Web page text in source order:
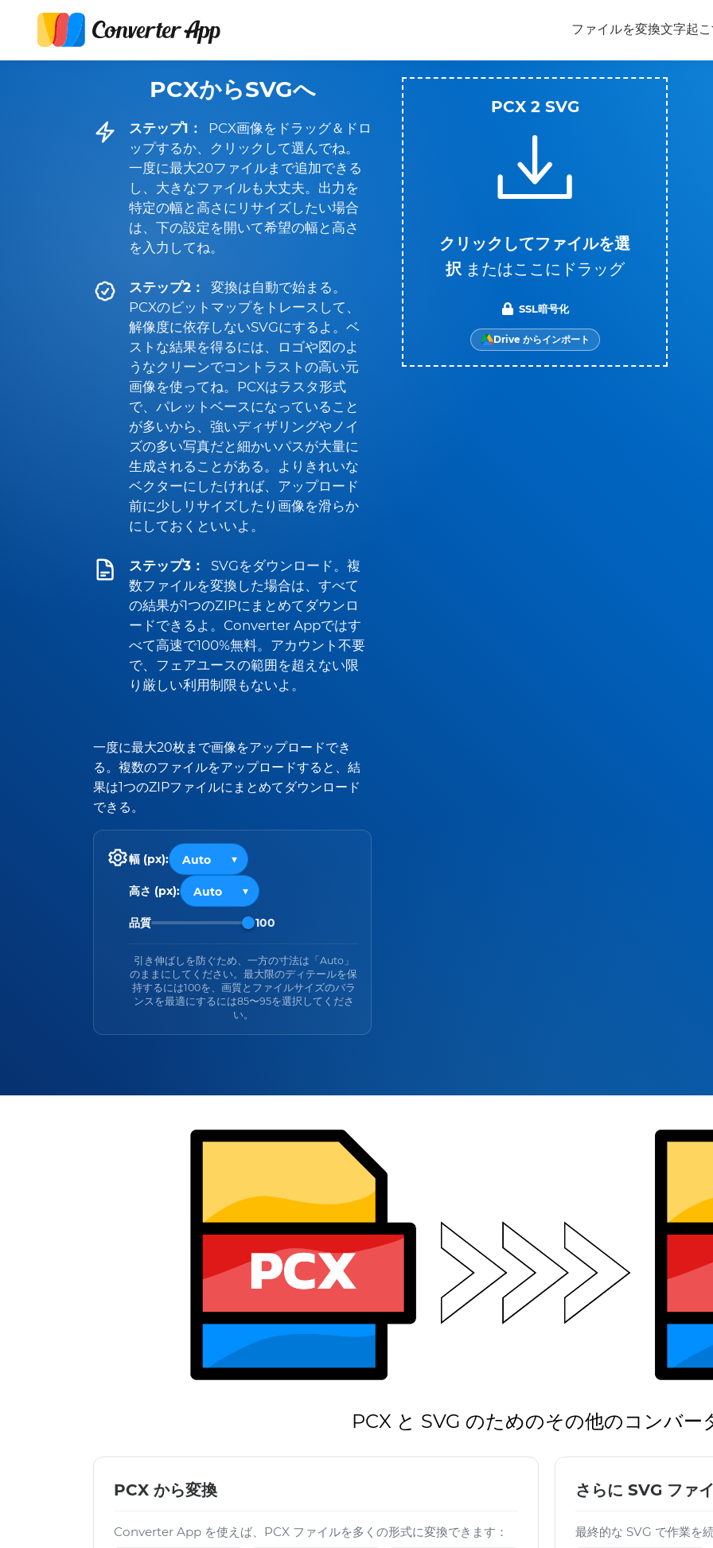
ファイルを変換文字起
PCXからSVGへ
ステップ1：
PCX画像をドラッグ＆ドロ
ップするか、クリックして選んでね。
一度に最大20ファイルまで追加できる
し、大きなファイルも大丈夫。出力を
特定の幅と高さにリサイズしたい場合
は、下の設定を開いて希望の幅と高さ
を入力してね。
ステップ2：
変換は自動で始まる。
PCXのビットマップをトレースして、
解像度に依存しないSVGにするよ。ベ
ストな結果を得るには、ロゴや図のよ
うなクリーンでコントラストの高い元
画像を使ってね。PCXはラスタ形式
で、パレットベースになっていること
が多いから、強いディザリングやノイ
ズの多い写真だと細かいパスが大量に
生成されることがある。よりきれいな
ベクターにしたければ、アップロード
前に少しリサイズしたり画像を滑らか
にしておくといいよ。
ステップ3：
SVGをダウンロード。複
数ファイルを変換した場合は、すべて
の結果が1つのZIPにまとめてダウンロ
ードできるよ。Converter Appではす
べて高速で100%無料。アカウント不要
で、フェアユースの範囲を超えない限
り厳しい利用制限もないよ。
一度に最大20枚まで画像をアップロードでき
る。複数のファイルをアップロードすると、結
果は1つのZIPファイルにまとめてダウンロード
できる。
幅 (px):
高さ (px):
品質 100
引き伸ばしを防ぐため、一方の寸法は「Auto」
のままにしてください。最大限のディテールを保
持するには100を、画質とファイルサイズのバラ
ンスを最適にするには85〜95を選択してくださ
い。
PCX 2 SVG
クリックしてファイルを選
択 またはここにドラッグ
SSL暗号化
Drive からインポート
PCX と SVG のためのその他のコンバー
PCX から変換
Converter App を使えば、PCX ファイルを多くの形式に変換できます：
さらに SVG ファ
最終的な SVG で作業を